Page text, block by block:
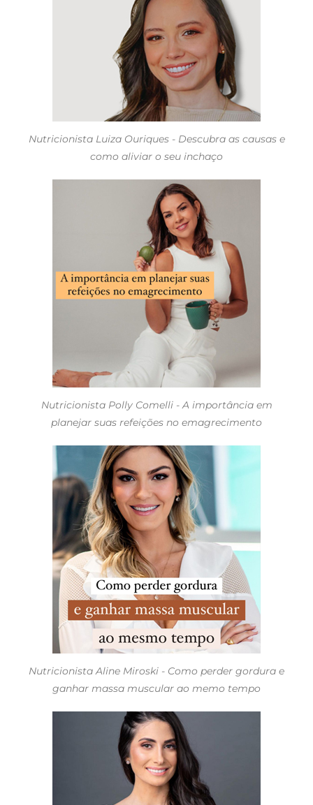
Nutricionista Luiza Ouriques - Descubra as causas e
como aliviar o seu inchaço
Nutricionista Polly Comelli - A importância em
planejar suas refeições no emagrecimento
Nutricionista Aline Miroski - Como perder gordura e
ganhar massa muscular ao memo tempo